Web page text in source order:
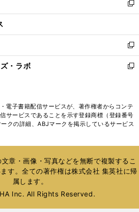
く
で
開
ド
ウ
開
く
ィ
ン
ウ
で
開
く
い
ウ
ン
ド
ウ
で
新
し
ウ
ィ
ン
ド
く
新
し
い
ド
ウ
で
・ラボ
新
ィ
ン
ド
開
く
電子書籍配信サービスが、著作権者からコンテ
サービスであることを示す登録商標（登録番号
クの詳細、ABJマークを掲示しているサービス
章・画像・写真などを無断で複製するこ
す。全ての著作権は株式会社 集英社に帰
属します。
Inc. All Rights Reserved.